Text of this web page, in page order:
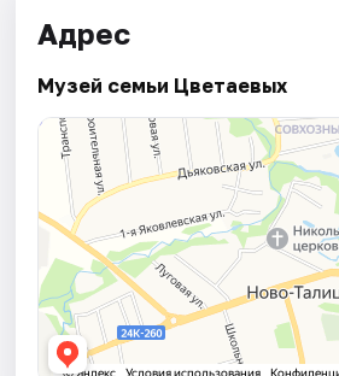
Адрес
Музей семьи Цветаевых